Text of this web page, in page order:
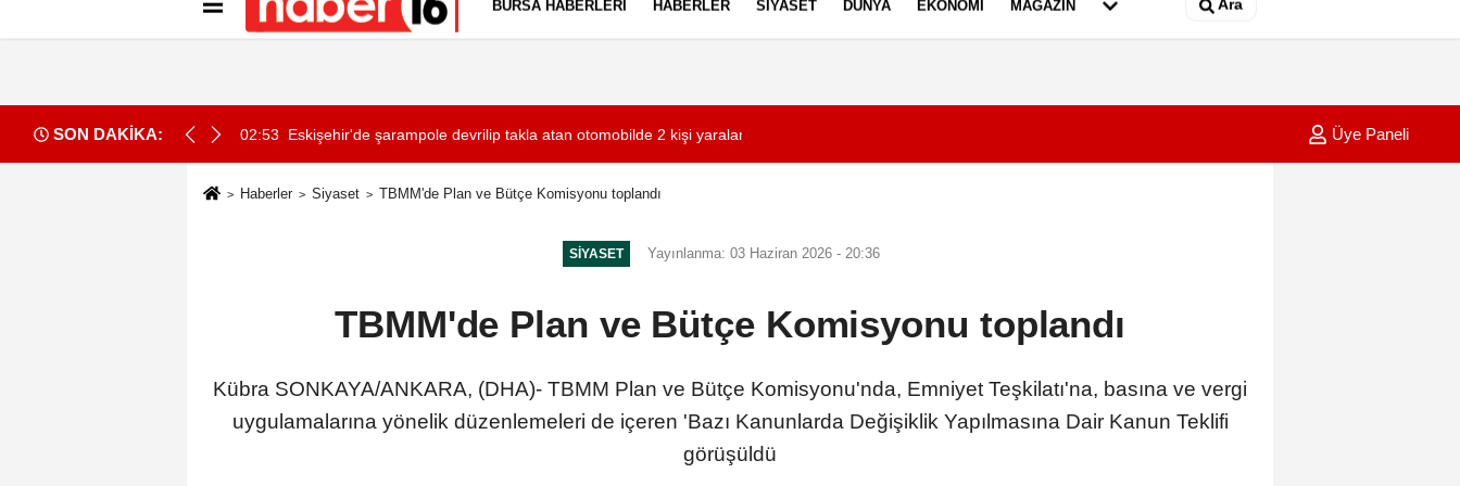
İletişim Gizlilik İlkeleri
BURSA HABERLERI HABERLER SIYASET DÜNYA EKONOMI MAGAZIN Ara
SON DAKİKA:
Mehmet kalbinden bıçaklandı02:53 Eskişehir'de şarampole devrilip takla atan otomobilde 2 kişi yaralandı 02:36
Üye Paneli
Haberler Siyaset TBMM'de Plan ve Bütçe Komisyonu toplandı
SIYASET Yayınlanma: 03 Haziran 2026 - 20:36
TBMM'de Plan ve Bütçe Komisyonu toplandı
Kübra SONKAYA/ANKARA, (DHA)- TBMM Plan ve Bütçe Komisyonu'nda, Emniyet Teşkilatı'na, basına ve vergi
uygulamalarına yönelik düzenlemeleri de içeren 'Bazı Kanunlarda Değişiklik Yapılmasına Dair Kanun Teklifi
görüşüldü